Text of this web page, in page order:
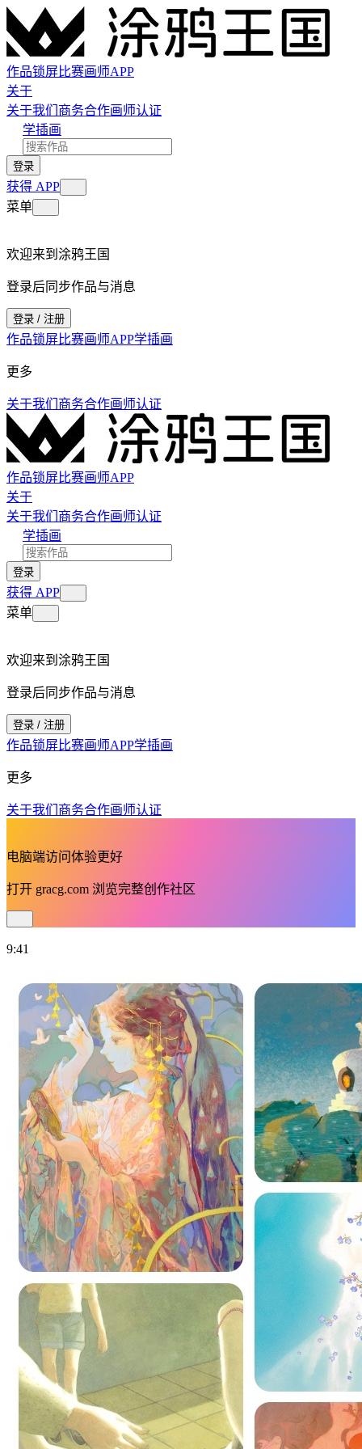
作品锁屏比赛画师APP
关于
关于我们 商务合作画师认证
学插画
登录
获得 APP
菜单
欢迎来到涂鸦王国
登录后同步作品与消息
登录 / 注册
作品锁屏比赛画师APP学插画
更多
关于我们 商务合作画师认证
作品锁屏比赛画师APP
关于
关于我们 商务合作画师认证
学插画
登录
获得 APP
菜单
欢迎来到涂鸦王国
登录后同步作品与消息
登录 / 注册
作品锁屏比赛画师APP学插画
更多
关于我们 商务合作画师认证
电脑端访问体验更好
打开 gracg.com 浏览完整创作社区
9:41